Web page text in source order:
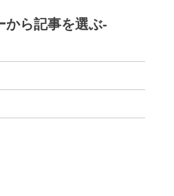
から記事を選ぶ-